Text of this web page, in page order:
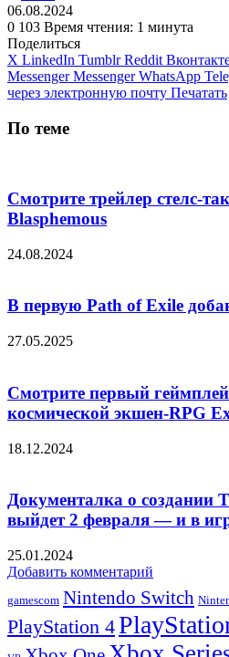
06.08.2024
0 103 Время чтения: 1 минута
Поделиться
X LinkedIn Tumblr Reddit
Messenger Messenger WhatsApp
через электронную почту Печатать
По теме
Смотрите трейлер стелс-
Blasphemous
24.08.2024
В первую Path of Exile
27.05.2025
Смотрите первый
космической экшен-RPG
18.12.2024
Документалка о создании
выйдет 2 февраля — и в
25.01.2024
Добавить комментарий
gamescom Nintendo Switch
PlayStation 4